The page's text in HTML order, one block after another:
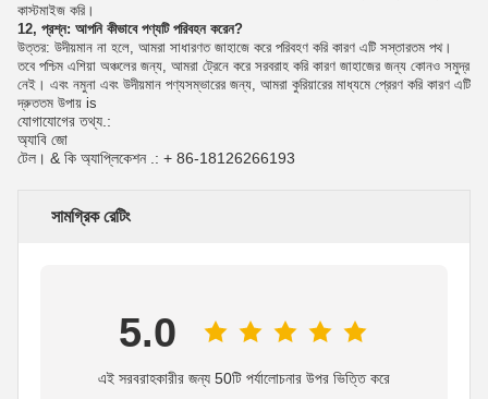
কাস্টমাইজ করি।
12, প্রশ্ন: আপনি কীভাবে পণ্যটি পরিবহন করেন?
উত্তর: উদীয়মান না হলে, আমরা সাধারণত জাহাজে করে পরিবহণ করি কারণ এটি সস্তারতম পথ।
তবে পশ্চিম এশিয়া অঞ্চলের জন্য, আমরা ট্রেনে করে সরবরাহ করি কারণ জাহাজের জন্য কোনও সমুদ্র
নেই। এবং নমুনা এবং উদীয়মান পণ্যসম্ভারের জন্য, আমরা কুরিয়ারের মাধ্যমে প্রেরণ করি কারণ এটি
দ্রুততম উপায় is
যোগাযোগের তথ্য.:
অ্যাবি জো
টেল। & কি অ্যাপ্লিকেশন .: + 86-18126266193
সামগ্রিক রেটিং
5.0
এই সরবরাহকারীর জন্য 50টি পর্যালোচনার উপর ভিত্তি করে